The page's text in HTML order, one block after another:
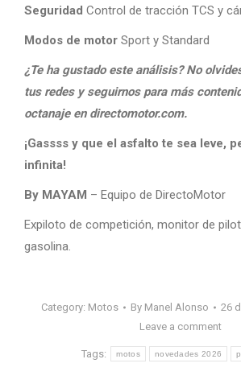
Seguridad Control de tracción TCS y
Modos de motor Sport y Standard
¿Te ha gustado este análisis? No
tus redes y seguirnos para más
octanaje en directomotor.com.
¡Gassss y que el asfalto te sea leve,
infinita!
By MAYAM – Equipo de DirectoMotor
Expiloto de competición, monitor de
gasolina.
Category: Motos By Manel Alonso
26
Leave a comment
Tags: motos novedades 2026